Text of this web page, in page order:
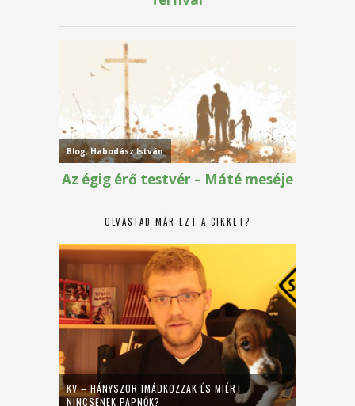
OLVASTAD MÁR EZT A CIKKET?
KV – HÁNYSZOR IMÁDKOZZAK ÉS MIÉRT
NINCSENEK PAPNŐK?